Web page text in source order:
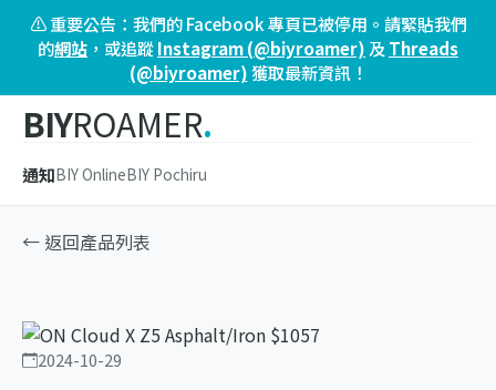
⚠️ 重要公告：我們的 Facebook 專頁已被停用。請緊貼我們
的網站 ，或追蹤Instagram (@biyroamer) 及 Threads
(@biyroamer)獲取最新資訊！
BIYROAMER.
通知BIY OnlineBIY Pochiru
← 返回產品列表
2024-10-29